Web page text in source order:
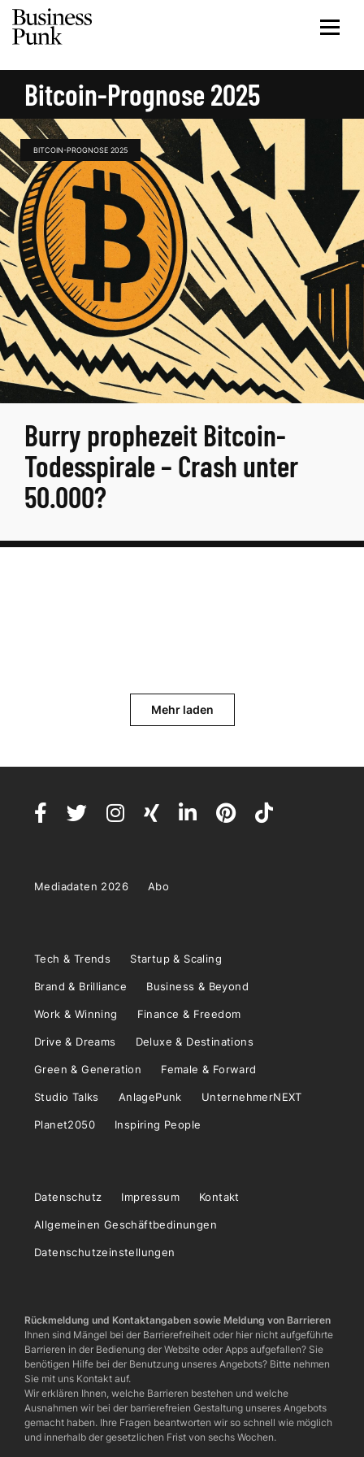
Bitcoin-Prognose 2025
BITCOIN-PROGNOSE 2025
Burry prophezeit Bitcoin-
Todesspirale – Crash unter
50.000?
Mehr laden
Mediadaten 2026 Abo
Tech & Trends Startup & Scaling
Brand & Brilliance Business & Beyond
Work & Winning Finance & Freedom
Drive & Dreams Deluxe & Destinations
Green & Generation Female & Forward
Studio Talks AnlagePunk UnternehmerNEXT
Planet2050 Inspiring People
Datenschutz Impressum Kontakt
Allgemeinen Geschäftbedinungen
Datenschutzeinstellungen
Rückmeldung und Kontaktangaben sowie Meldung von Barrieren
Ihnen sind Mängel bei der Barrierefreiheit oder hier nicht aufgeführte
Barrieren in der Bedienung der Website oder Apps aufgefallen? Sie
benötigen Hilfe bei der Benutzung unseres Angebots? Bitte nehmen
Sie mit uns Kontakt auf.
Wir erklären Ihnen, welche Barrieren bestehen und welche
Ausnahmen wir bei der barrierefreien Gestaltung unseres Angebots
gemacht haben. Ihre Fragen beantworten wir so schnell wie möglich
und innerhalb der gesetzlichen Frist von sechs Wochen.